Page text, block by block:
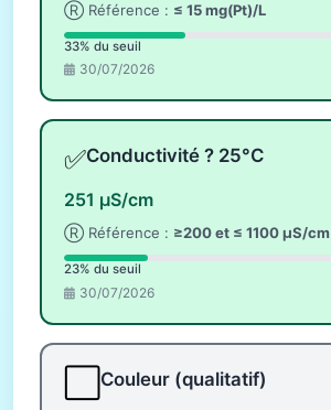
Ⓡ Référence : ≤ 15 mg(Pt)/L
33% du seuil
30/07/2026
✅Conductivité ? 25°C
251 µS/cm
Ⓡ Référence : ≥200 et ≤ 1100 µS/cm
23% du seuil
30/07/2026
Couleur (qualitatif)